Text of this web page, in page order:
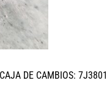
DE CAMBIOS: